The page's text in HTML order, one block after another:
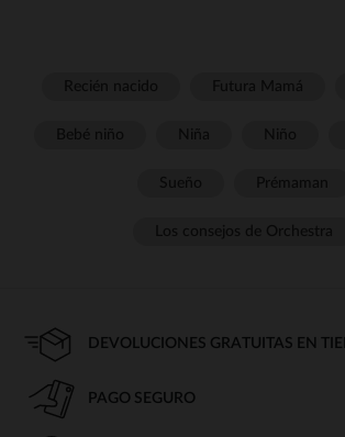
DEVOLUCIONES GRATUITAS EN
PAGO SEGURO